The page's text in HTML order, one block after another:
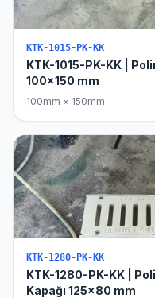
KTK-1015-PK-KK
KTK-1015-PK-KK |
100x150 mm
100mm × 150mm
KTK-1280-PK-KK
KTK-1280-PK-KK |
Kapağı 125x80 mm